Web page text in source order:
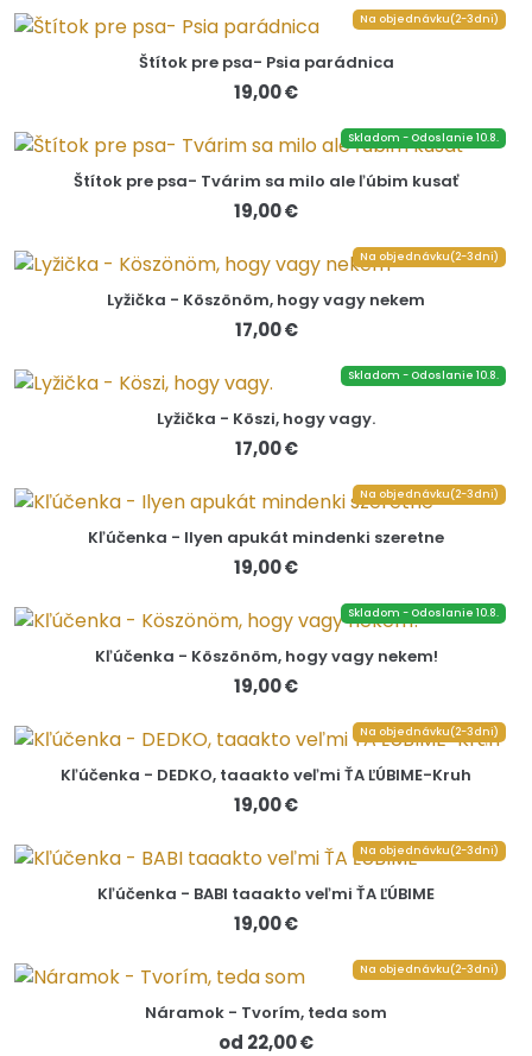
Na objednávku(2-3dni)
Štítok pre psa- Psia parádnica
19,00 €
Skladom - Odoslanie 10.8.
Štítok pre psa- Tvárim sa milo ale ľúbim kusať
19,00 €
Na objednávku(2-3dni)
Lyžička - Köszönöm, hogy vagy nekem
17,00 €
Skladom - Odoslanie 10.8.
Lyžička - Köszi, hogy vagy.
17,00 €
Na objednávku(2-3dni)
Kľúčenka - Ilyen apukát mindenki szeretne
19,00 €
Skladom - Odoslanie 10.8.
Kľúčenka - Köszönöm, hogy vagy nekem!
19,00 €
Na objednávku(2-3dni)
Kľúčenka - DEDKO, taaakto veľmi ŤA ĽÚBIME-Kruh
19,00 €
Na objednávku(2-3dni)
Kľúčenka - BABI taaakto veľmi ŤA ĽÚBIME
19,00 €
Na objednávku(2-3dni)
Náramok - Tvorím, teda som
od 22,00 €